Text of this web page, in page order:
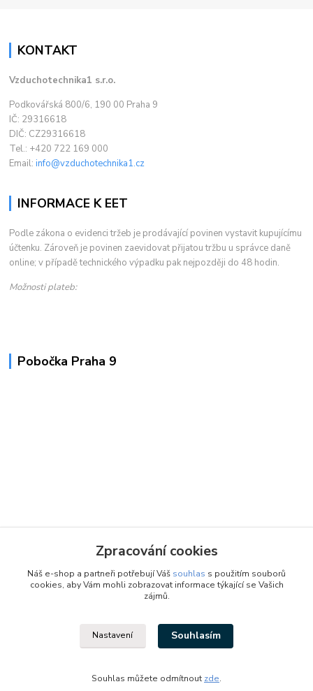
KONTAKT
Vzduchotechnika1 s.r.o.
Podkovářská 800/6, 190 00 Praha 9
IČ: 29316618
DIČ: CZ29316618
Tel.: +420 722 169 000
Email:info@vzduchotechnika1.cz
INFORMACE K EET
Podle zákona o evidenci tržeb je prodávající povinen vystavit kupujícímu
účtenku. Zároveň je povinen zaevidovat přijatou tržbu u správce daně
online; v případě technického výpadku pak nejpozději do 48 hodin.
Možnosti plateb:
Pobočka Praha 9
Vytvořeno na
Eshop-rychle.cz
Zpracování cookies
Náš e-shop a partneři potřebují Váš souhlas s použitím souborů
cookies, aby Vám mohli zobrazovat informace týkající se Vašich
zájmů.
Nastavení Souhlasím
Souhlas můžete odmítnout zde.